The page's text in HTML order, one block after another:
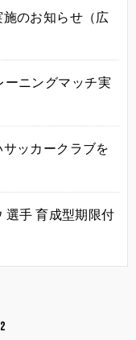
施のお知らせ（広
ーニングマッチ実
サッカークラブを
選手 育成型期限付